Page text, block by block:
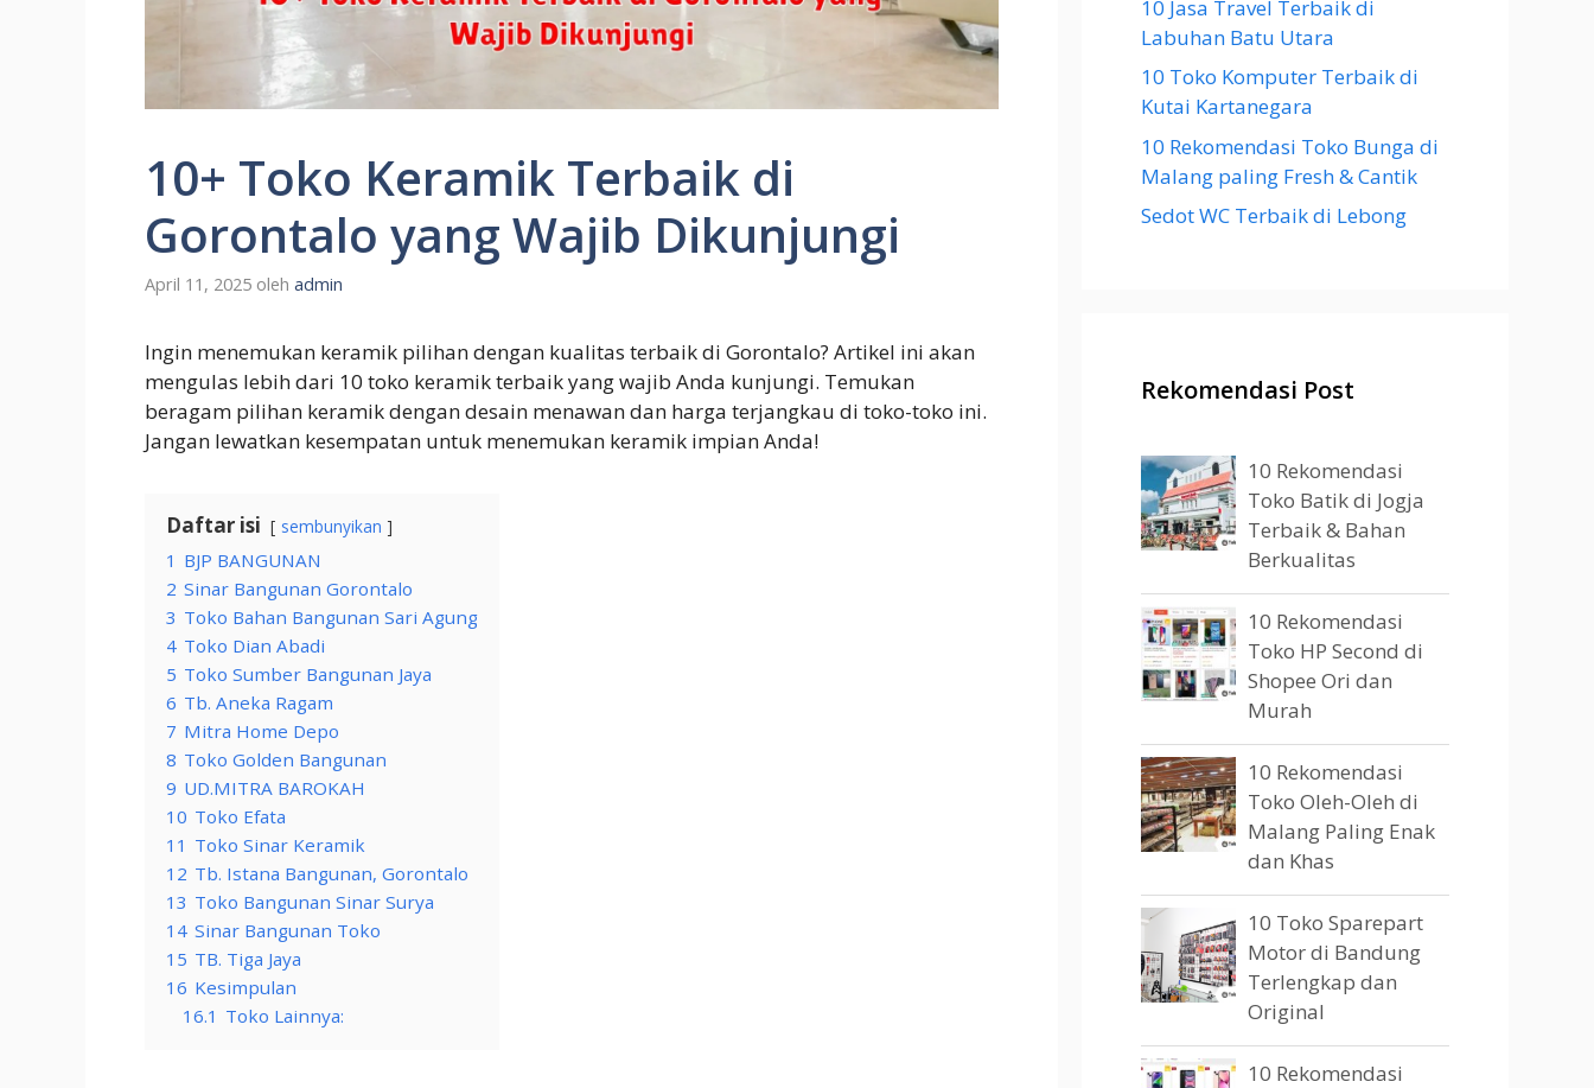
10+ Toko Keramik Terbaik di
Gorontalo yang Wajib Dikunjungi
April 11, 2025 oleh admin
Ingin menemukan keramik pilihan dengan kualitas terbaik di Gorontalo? Artikel ini akan
mengulas lebih dari 10 toko keramik terbaik yang wajib Anda kunjungi. Temukan
beragam pilihan keramik dengan desain menawan dan harga terjangkau di toko-toko ini.
Jangan lewatkan kesempatan untuk menemukan keramik impian Anda!
Daftar isi sembunyikan
1 BJP BANGUNAN
2 Sinar Bangunan Gorontalo
3 Toko Bahan Bangunan Sari Agung
4 Toko Dian Abadi
5 Toko Sumber Bangunan Jaya
6 Tb. Aneka Ragam
7 Mitra Home Depo
8 Toko Golden Bangunan
9 UD.MITRA BAROKAH
10 Toko Efata
11 Toko Sinar Keramik
12 Tb. Istana Bangunan, Gorontalo
13 Toko Bangunan Sinar Surya
14 Sinar Bangunan Toko
15 TB. Tiga Jaya
16 Kesimpulan
16.1 Toko Lainnya:
10 Jasa Travel Terbaik di
Labuhan Batu Utara
10 Toko Komputer Terbaik di
Kutai Kartanegara
10 Rekomendasi Toko Bunga di
Malang paling Fresh & Cantik
Sedot WC Terbaik di Lebong
Rekomendasi Post
10 Rekomendasi
Toko Batik di Jogja
Terbaik & Bahan
Berkualitas
10 Rekomendasi
Toko HP Second di
Shopee Ori dan
Murah
10 Rekomendasi
Toko Oleh-Oleh di
Malang Paling Enak
dan Khas
10 Toko Sparepart
Motor di Bandung
Terlengkap dan
Original
10 Rekomendasi